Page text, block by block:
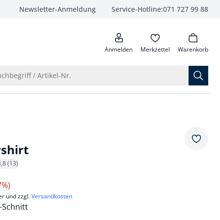
Newsletter-Anmeldung Service-Hotline:071 727 99 88
anrufen
Anmelden Merkzettel Warenkorb
/ Artikel-Nr.
(13)
und zzgl.Versandkosten
Schnitt